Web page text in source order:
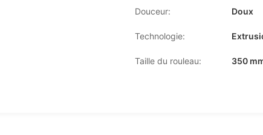
Douceur: Doux
Technologie:
Taille du rouleau: 350